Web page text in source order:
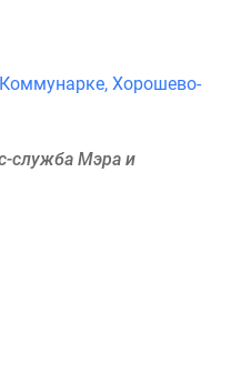
Хорошево-
служба Мэра и